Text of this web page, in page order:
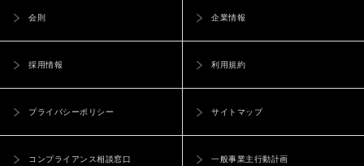
会則 企業情報
採用情報 利用規約
プライバシーポリシー サイトマップ
コンプライアンス相談窓口 一般事業主行動計画